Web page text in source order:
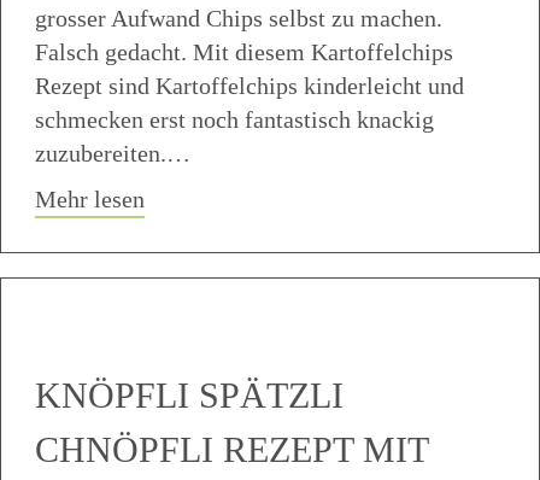
grosser Aufwand Chips selbst zu machen.
Falsch gedacht. Mit diesem Kartoffelchips
Rezept sind Kartoffelchips kinderleicht und
schmecken erst noch fantastisch knackig
zuzubereiten.…
Mehr lesen
KNÖPFLI SPÄTZLI
CHNÖPFLI REZEPT MIT